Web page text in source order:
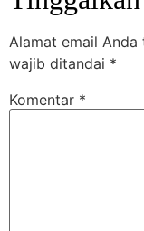
Alamat email
wajib ditandai *
Komentar *